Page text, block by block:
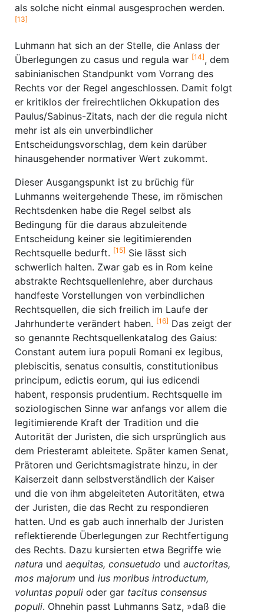
als solche nicht einmal ausgesprochen werden.
[13]
Luhmann hat sich an der Stelle, die Anlass der
Überlegungen zu casus und regula war [14], dem
sabinianischen Standpunkt vom Vorrang des
Rechts vor der Regel angeschlossen. Damit folgt
er kritiklos der freirechtlichen Okkupation des
Paulus/Sabinus-Zitats, nach der die regula nicht
mehr ist als ein unverbindlicher
Entscheidungsvorschlag, dem kein darüber
hinausgehender normativer Wert zukommt.
Dieser Ausgangspunkt ist zu brüchig für
Luhmanns weitergehende These, im römischen
Rechtsdenken habe die Regel selbst als
Bedingung für die daraus abzuleitende
Entscheidung keiner sie legitimierenden
Rechtsquelle bedurft. [15] Sie lässt sich
schwerlich halten. Zwar gab es in Rom keine
abstrakte Rechtsquellenlehre, aber durchaus
handfeste Vorstellungen von verbindlichen
Rechtsquellen, die sich freilich im Laufe der
Jahrhunderte verändert haben. [16] Das zeigt der
so genannte Rechtsquellenkatalog des Gaius:
Constant autem iura populi Romani ex legibus,
plebiscitis, senatus consultis, constitutionibus
principum, edictis eorum, qui ius edicendi
habent, responsis prudentium. Rechtsquelle im
soziologischen Sinne war anfangs vor allem die
legitimierende Kraft der Tradition und die
Autorität der Juristen, die sich ursprünglich aus
dem Priesteramt ableitete. Später kamen Senat,
Prätoren und Gerichtsmagistrate hinzu, in der
Kaiserzeit dann selbstverständlich der Kaiser
und die von ihm abgeleiteten Autoritäten, etwa
der Juristen, die das Recht zu respondieren
hatten. Und es gab auch innerhalb der Juristen
reflektierende Überlegungen zur Rechtfertigung
des Rechts. Dazu kursierten etwa Begriffe wie
natura und aequitas, consuetudo und auctoritas,
mos majorum und ius moribus introductum,
voluntas populi oder gar tacitus consensus
populi. Ohnehin passt Luhmanns Satz, »daß die